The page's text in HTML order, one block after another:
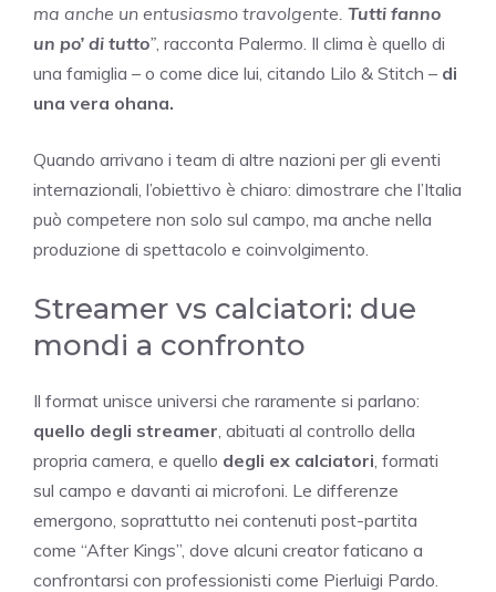
ma anche un entusiasmo travolgente. Tutti fanno
un po’ di tutto” , racconta Palermo. Il clima è quello di
una famiglia – o come dice lui, citando Lilo & Stitch – di
una vera ohana.
Quando arrivano i team di altre nazioni per gli eventi
internazionali, l’obiettivo è chiaro: dimostrare che l’Italia
può competere non solo sul campo, ma anche nella
produzione di spettacolo e coinvolgimento.
Streamer vs calciatori: due
mondi a confronto
Il format unisce universi che raramente si parlano:
quello degli streamer , abituati al controllo della
propria camera, e quello degli ex calciatori , formati
sul campo e davanti ai microfoni. Le differenze
emergono, soprattutto nei contenuti post-partita
come “After Kings”, dove alcuni creator faticano a
confrontarsi con professionisti come Pierluigi Pardo.